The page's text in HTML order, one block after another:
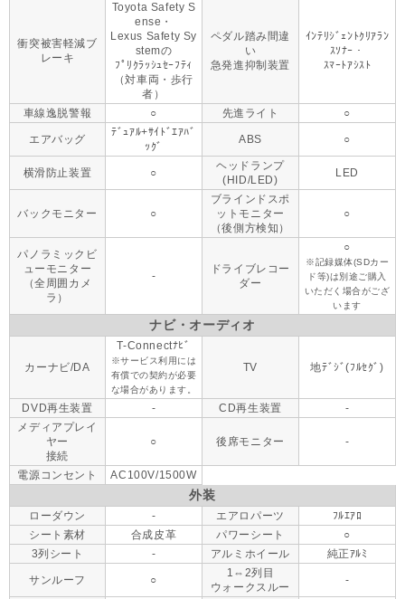
衝突被害軽減ブ
レーキ
Toyota Safety S
ense・
Lexus Safety Sy
stemの
ﾌﾟﾘｸﾗｯｼｭｾｰﾌﾃｨ
（対車両・歩行
者）
ペダル踏み間違
い
急発進抑制装置
ｲﾝﾃﾘｼﾞｪﾝﾄｸﾘｱﾗﾝ
ｽｿﾅｰ・
ｽﾏｰﾄｱｼｽﾄ
車線逸脱警報 ○ 先進ライト ○
エアバッグ
ﾃﾞｭｱﾙ+ｻｲﾄﾞｴｱﾊﾞ
ｯｸﾞ
ABS ○
横滑防止装置 ○
ヘッドランプ
(HID/LED)
LED
バックモニター ○
ブラインドスポ
ットモニター
（後側方検知）
○
パノラミックビ
ューモニター
（全周囲カメ
ラ）
-
ドライブレコー
ダー
○
※記録媒体(SDカー
ド等)は別途ご購入
いただく場合がござ
います
ナビ・オーディオ
カーナビ/DA
T-Connectﾅﾋﾞ
※サービス利用には
有償での契約が必要
な場合があります。
TV 地ﾃﾞｼﾞ(ﾌﾙｾｸﾞ)
DVD再生装置 - CD再生装置
-
メディアプレイ
ヤー
接続
○ 後席モニター -
電源コンセント AC100V/1500W
外装
ローダウン - エアロパーツ
ﾌﾙｴｱﾛ
シート素材
合成皮革 パワーシート
○
3列シート
- アルミホイール 純正ｱﾙﾐ
サンルーフ ○
1⇔2列目
ウォークスルー
-